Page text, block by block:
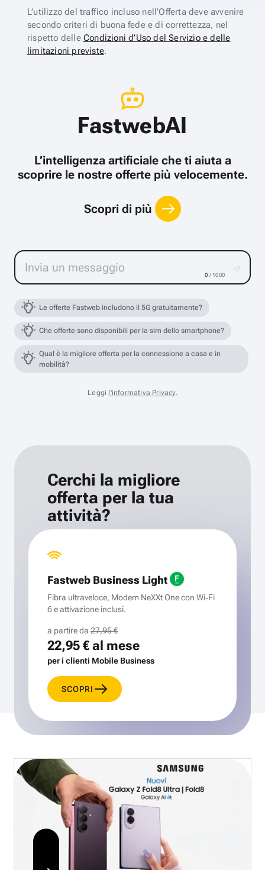
L’utilizzo del traffico incluso nell’Offerta deve avvenire
secondo criteri di buona fede e di correttezza, nel
rispetto delle Condizioni d’Uso del Servizio e delle
limitazioni previste.
FastwebAI
L’intelligenza artificiale che ti aiuta a
scoprire le nostre offerte più velocemente.
Scopri di più
0 / 1000
Le offerte Fastweb includono il 5G gratuitamente?
Che offerte sono disponibili per la sim dello smartphone?
Qual è la migliore offerta per la connessione a casa e in
mobilità?
Leggi l'informativa Privacy.
Cerchi la migliore
offerta per la tua
attività?
Fastweb Business Light
Fibra ultraveloce, Modem NeXXt One con Wi‑Fi
6 e attivazione inclusi.
a partire da 27,95 €
22,95 €al mese
per i clienti Mobile Business
SCOPRI